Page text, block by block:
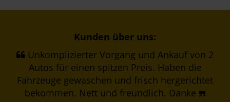
Kunden über uns:
Unkomplizierter Vorgang und Ankauf von 2
Autos für einen spitzen Preis. Haben die
Fahrzeuge gewaschen und frisch hergerichtet
bekommen. Nett und freundlich. Danke